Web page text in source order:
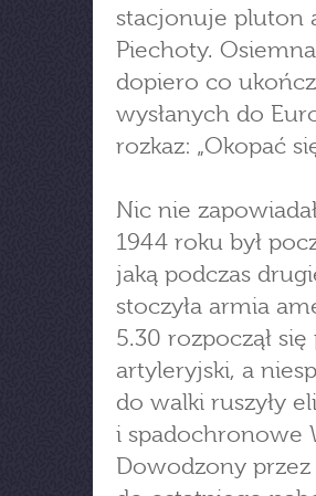
stacjonuje pluton
Piechoty.
dopiero co
wysłanych do
rozkaz: „Okopać
Nic nie
1944 roku był
jaką podczas
stoczyła armia
5.30 rozpoczął
artyleryjski, a
do walki ruszyły
i spadochronowe
Dowodzony